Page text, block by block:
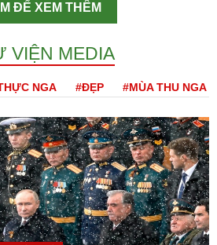
ĐỂ XEM THÊM
VIỆN MEDIA
NGA #ĐẸP #MÙA THU NGA